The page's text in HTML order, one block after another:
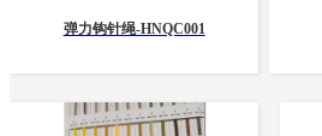
弹力钩针绳-HNQC001